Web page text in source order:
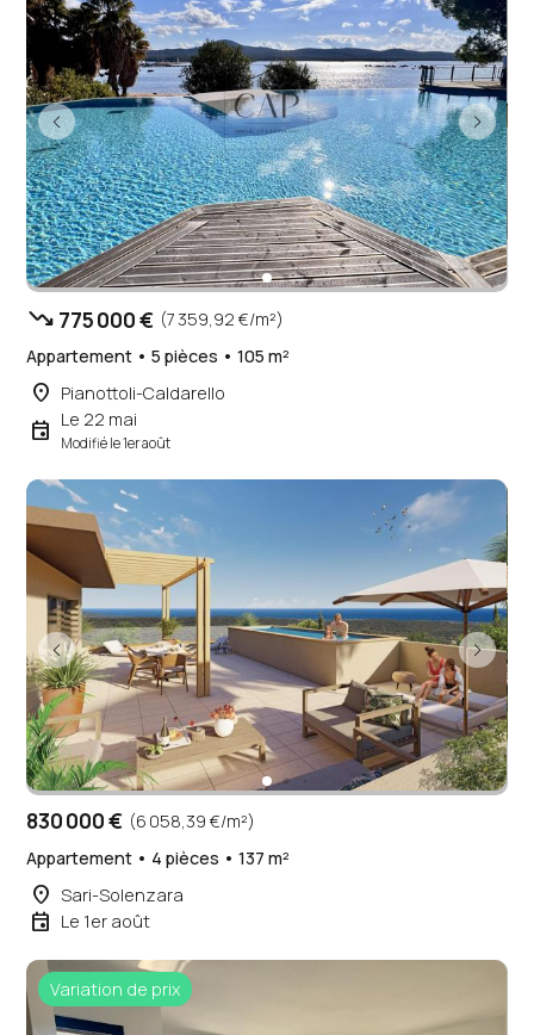
trending_down 775 000 € (7 359,92 €/m²)
Appartement • 5 pièces • 105 m²
place Pianottoli-Caldarello
event Le 22 mai
Modifié le 1er août
830 000 € (6 058,39 €/m²)
Appartement • 4 pièces • 137 m²
place Sari-Solenzara
event Le 1er août
Variation de prix